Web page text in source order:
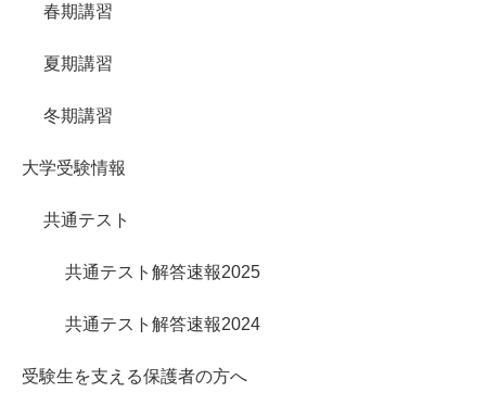
春期講習
夏期講習
冬期講習
大学受験情報
共通テスト
共通テスト解答速報2025
共通テスト解答速報2024
受験生を支える保護者の方へ